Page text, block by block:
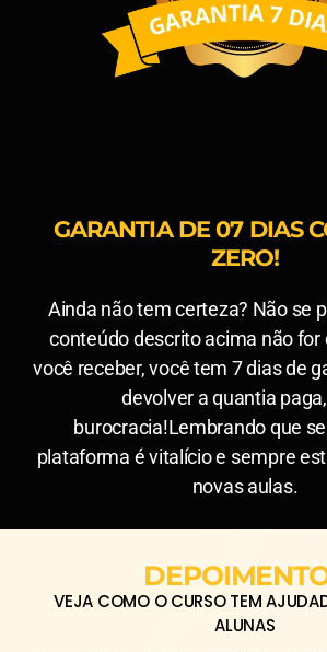
GARANTIA DE 07 DIAS
ZERO!
Ainda não tem certeza? Não se
conteúdo descrito acima não for
você receber, você tem 7 dias de
devolver a quantia
burocracia!Lembrando que
plataforma é vitalício e sempre
novas aulas.
VEJA COMO O CURSO TEM
ALUNAS